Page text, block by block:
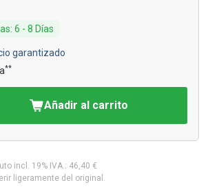
: 6 - 8 Días
garantizado
**
Añadir al carrito
incl. 19% IVA.: 46,40 €
ligeramente del original.